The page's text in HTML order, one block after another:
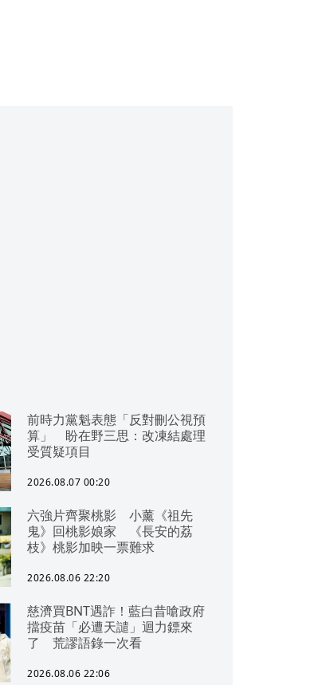
前時力黨魁表態「反對刪公視預
算」 盼在野三思：改凍結處理
受質疑項目
2026.08.07 00:20
六強片齊聚桃影 小薰《祖先
鬼》回桃影娘家 《長安的荔
枝》桃影加映一票難求
2026.08.06 22:20
慈濟買BNT遇詐！藍白昔嗆政府
擋疫苗「必遭天譴」迴力鏢來
了 荒謬語錄一次看
2026.08.06 22:06